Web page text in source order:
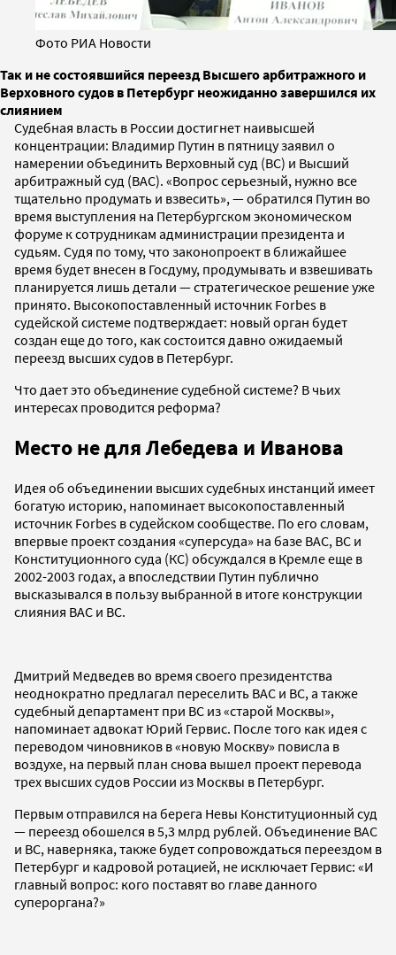
Фото РИА Новости
Так и не состоявшийся переезд Высшего арбитражного и
Верховного судов в Петербург неожиданно завершился их
слиянием
Судебная власть в России достигнет наивысшей
концентрации: Владимир Путин в пятницу заявил о
намерении объединить Верховный суд (ВС) и Высший
арбитражный суд (ВАС). «Вопрос серьезный, нужно все
тщательно продумать и взвесить», — обратился Путин во
время выступления на Петербургском экономическом
форуме к сотрудникам администрации президента и
судьям. Судя по тому, что законопроект в ближайшее
время будет внесен в Госдуму, продумывать и взвешивать
планируется лишь детали — стратегическое решение уже
принято. Высокопоставленный источник Forbes в
судейской системе подтверждает: новый орган будет
создан еще до того, как состоится давно ожидаемый
переезд высших судов в Петербург.
Что дает это объединение судебной системе? В чьих
интересах проводится реформа?
Место не для Лебедева и Иванова
Идея об объединении высших судебных инстанций имеет
богатую историю, напоминает высокопоставленный
источник Forbes в судейском сообществе. По его словам,
впервые проект создания «суперсуда» на базе ВАС, ВС и
Конституционного суда (КС) обсуждался в Кремле еще в
2002-2003 годах, а впоследствии Путин публично
высказывался в пользу выбранной в итоге конструкции
слияния ВАС и ВС.
Дмитрий Медведев во время своего президентства
неоднократно предлагал переселить ВАС и ВС, а также
судебный департамент при ВС из «старой Москвы»,
напоминает адвокат Юрий Гервис. После того как идея с
переводом чиновников в «новую Москву» повисла в
воздухе, на первый план снова вышел проект перевода
трех высших судов России из Москвы в Петербург.
Первым отправился на берега Невы Конституционный суд
— переезд обошелся в 5,3 млрд рублей. Объединение ВАС
и ВС, наверняка, также будет сопровождаться переездом в
Петербург и кадровой ротацией, не исключает Гервис: «И
главный вопрос: кого поставят во главе данного
супероргана?»